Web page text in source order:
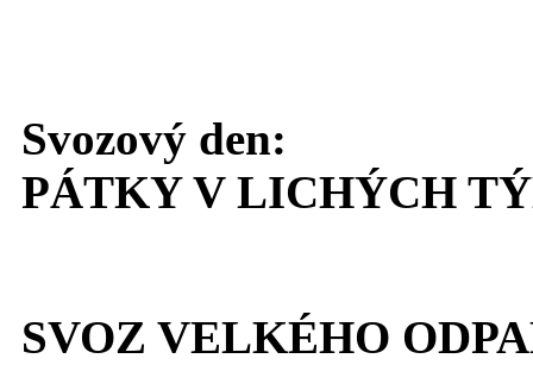
Svozový den:
PÁTKY V LICHÝCH
SVOZ VELKÉHO